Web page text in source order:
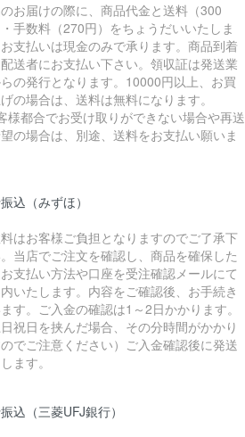
お届けの際に、商品代金と送料（300
手数料（270円）をちょうだいいたしま
支払いは現金のみで承ります。商品到着
送者にお支払い下さい。領収証は発送業
の発行となります。10000円以上、お買
の場合は、送料は無料になります。
様都合でお受け取りができない場合や再送
の場合は、別途、送料をお支払い願いま
込（みずほ）
はお客様ご負担となりますのでご了承下
当店でご注文を確認し、商品を確保した
支払い方法や口座を受注確認メールにて
いたします。内容をご確認後、お手続き
す。ご入金の確認は1～2日かかります。
日祝日を挟んだ場合、その分時間がかかり
でご注意ください）ご入金確認後に発送
ます。
込（三菱UFJ銀行）